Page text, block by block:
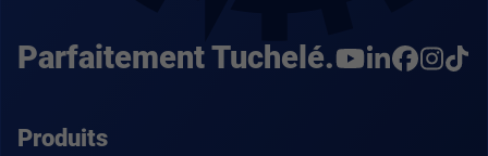
Parfaitement Tuchelé.
Produits